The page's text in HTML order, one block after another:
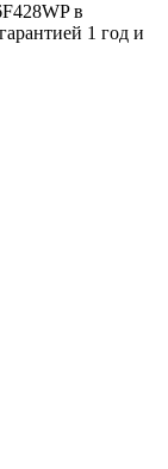
в
1 год и